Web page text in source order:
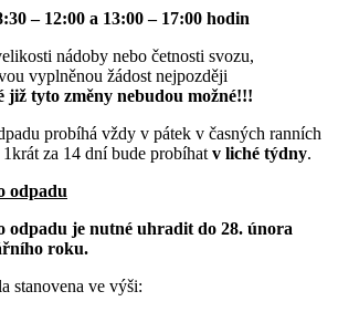
– 12:00 a 13:00 – 17:00 hodin
nádoby nebo četnosti svozu,
vyplněnou žádost nejpozději
již tyto změny nebudou možné!!!
probíhá vždy v pátek v časných ranních
za 14 dní bude probíhat v liché týdny.
odpadu
odpadu je nutné uhradit do 28. února
roku.
stanovena ve výši: